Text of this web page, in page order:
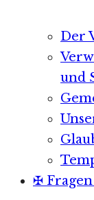
Der
und
✠